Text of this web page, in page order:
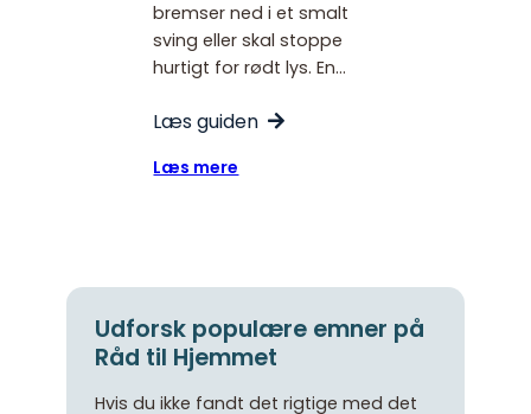
bremser ned i et smalt
sving eller skal stoppe
hurtigt for rødt lys. En…
Læs guiden
Læs mere
find
din
her
Udforsk populære emner på
Råd til Hjemmet
Hvis du ikke fandt det rigtige med det